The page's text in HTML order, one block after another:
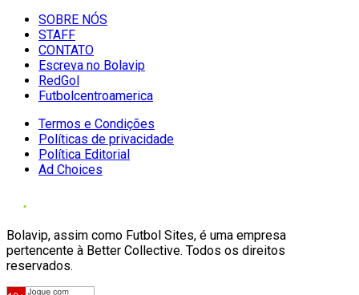
SOBRE NÓS
STAFF
CONTATO
Escreva no Bolavip
RedGol
Futbolcentroamerica
Termos e Condições
Políticas de privacidade
Política Editorial
Ad Choices
Bolavip, assim como Futbol Sites, é uma empresa
pertencente à Better Collective. Todos os direitos
reservados.